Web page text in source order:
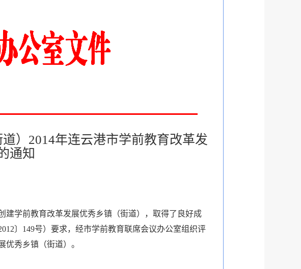
）2014年连云港市学前教育改革发
通知
学前教育改革发展优秀乡镇（街道），取得了良好成
〕 149号）要求，经市学前教育联席会议办公室组织评
优秀乡镇（街道） 。